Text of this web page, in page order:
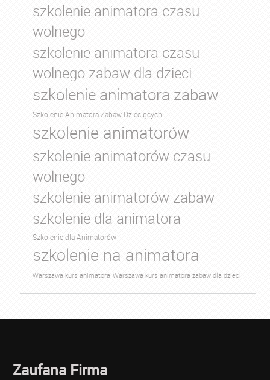
szkolenie animatora czasu
wolnego
szkolenie animatora czasu
wolnego zabaw dla dzieci
szkolenie animatora zabaw
Szkolenie Animatora Zabaw Dziecięcych
szkolenie animatorów
szkolenie animatorów czasu
wolnego
szkolenie animatorów zabaw
szkolenie dla animatora
Szkolenie dla Animatorów
szkolenie na animatora
Warszawa kurs animatora Warszawa kurs animatora zabaw dla dzieci
Zaufana Firma